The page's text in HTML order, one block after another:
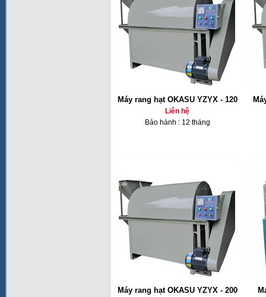
Máy rang hạt OKASU YZYX - 120
Liên hệ
Bảo hành : 12 tháng
Máy rang hạt OKASU YZYX - 200